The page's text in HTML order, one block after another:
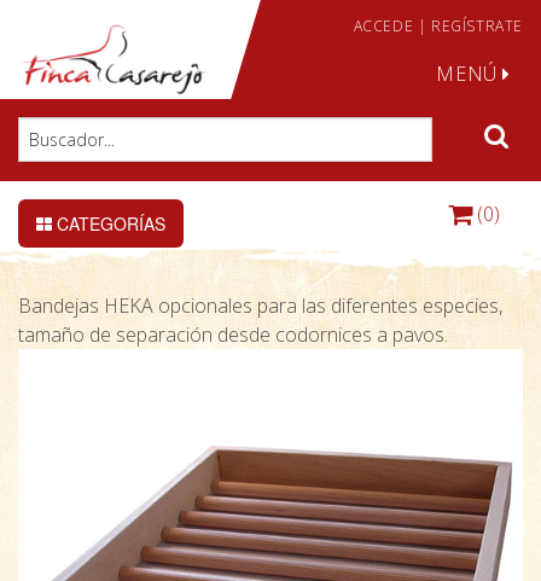
ACCEDE | REGÍSTRATE
MENÚ
CATEGORÍAS (0)
Bandejas HEKA opcionales para las diferentes especies,
tamaño de separación desde codornices a pavos.